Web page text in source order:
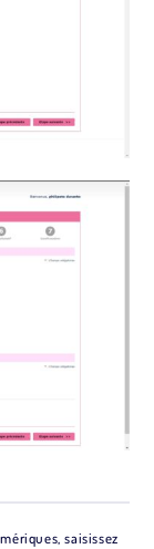
saisissez